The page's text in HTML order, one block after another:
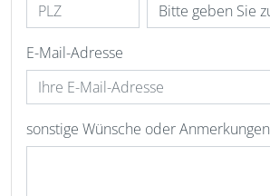
E-Mail-Adresse
sonstige Wünsche oder Anmerkungen